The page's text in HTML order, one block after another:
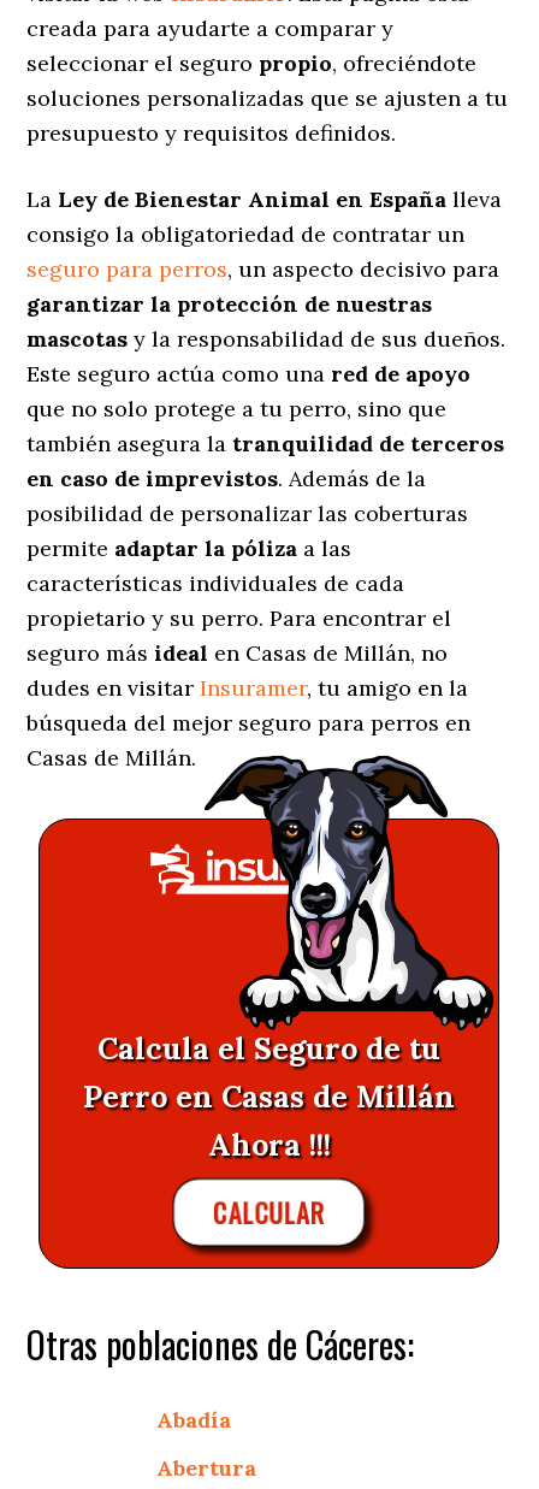
creada para ayudarte a comparar y
seleccionar el seguro propio, ofreciéndote
soluciones personalizadas que se ajusten a tu
presupuesto y requisitos definidos.
La Ley de Bienestar Animal en España lleva
consigo la obligatoriedad de contratar un
seguro para perros, un aspecto decisivo para
garantizar la protección de nuestras
mascotas y la responsabilidad de sus dueños.
Este seguro actúa como una red de apoyo
que no solo protege a tu perro, sino que
también asegura la tranquilidad de terceros
en caso de imprevistos. Además de la
posibilidad de personalizar las coberturas
permite adaptar la póliza a las
características individuales de cada
propietario y su perro. Para encontrar el
seguro másideal en Casas de Millán, no
dudes en visitarInsuramer, tu amigo en la
búsqueda del mejor seguro para perros en
Casas de Millán.
Calcula el Seguro de tu
Perro en Casas de Millán
Ahora !!!
CALCULAR
Otras poblaciones de Cáceres:
Abadía
Abertura